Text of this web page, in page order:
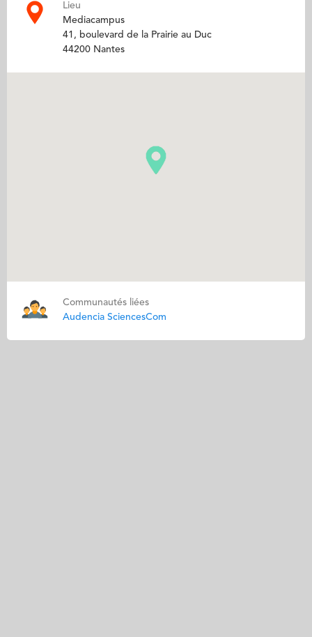
Lieu
Mediacampus
41, boulevard de la Prairie au Duc
44200 Nantes
Communautés liées
Audencia SciencesCom